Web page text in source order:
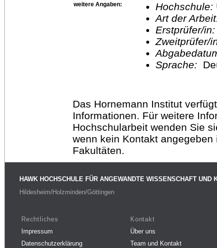
weitere Angaben: Hochschule:
Art der
Erstprüfer/
Sprache:
Das Hornemann Institut
Informationen. Für weitere
Hochschularbeit wenden Sie
wenn kein Kontakt
Fakultäten.
HAWK HOCHSCHULE FÜR ANGEWANDTE WISSENSCHAFT UND
Hildesheim/Holzminden/Göttingen
Rechtliches
Impressum
Datenschutzerklärung
Kontakt
Über uns
Team und Kontakt